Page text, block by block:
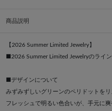
商品説明
【2026 Summer Limited Jewelry】
■2026 Summer Limited Jewelryのライ
■デザインについて
みずみずしいグリーンのペリドットを
フレッシュで明るい色合いが、手元に